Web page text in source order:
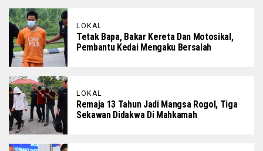
LOKAL
Tetak Bapa, Bakar Kereta Dan Motosikal,
Pembantu Kedai Mengaku Bersalah
LOKAL
Remaja 13 Tahun Jadi Mangsa Rogol, Tiga
Sekawan Didakwa Di Mahkamah